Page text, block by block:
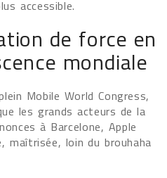
accessible.
de force en
mondiale
Mobile World Congress,
les grands acteurs de la
à Barcelone, Apple
maîtrisée, loin du brouhaha